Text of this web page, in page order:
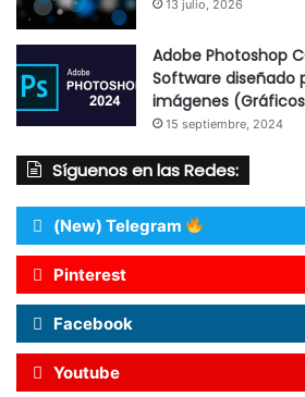
13 julio, 2026
Adobe Photoshop
Software diseñado
imágenes
15 septiembre, 2024
Síguenos en las Redes:
(New) Telegram
Pinterest
Facebook
Youtube